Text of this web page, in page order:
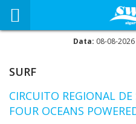
Data: 08-08-
SURF
CIRCUITO REGIONAL
FOUR OCEANS